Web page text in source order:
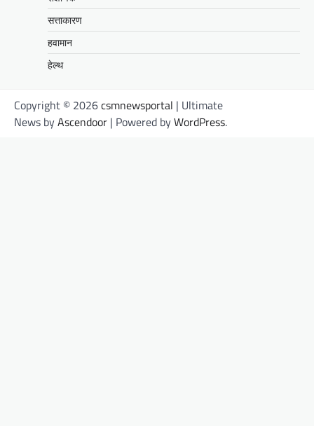
सत्ताकारण
हवामान
हेल्थ
Copyright © 2026csmnewsportal | Ultimate
News byAscendoor | Powered byWordPress.